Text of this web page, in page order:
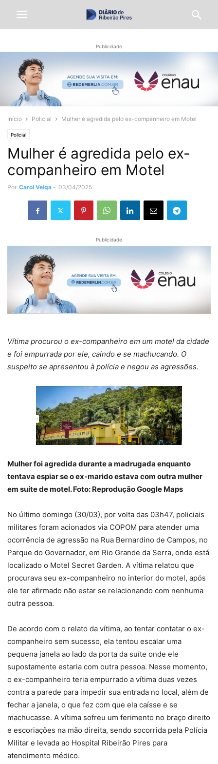
Publicidade
Início Policial Mulher é agredida pelo ex-companheiro em Motel
Policial
Mulher é agredida pelo ex-
companheiro em Motel
Por Carol Veiga - 03/04/2025
Publicidade
Vítima procurou o ex-companheiro em um motel da cidade
e foi empurrada por ele, caindo e se machucando. O
suspeito se apresentou à polícia e negou as agressões.
Mulher foi agredida durante a madrugada enquanto
tentava espiar se o ex-marido estava com outra mulher
em suíte de motel. Foto: Reprodução Google Maps
No último domingo (30/03), por volta das 03h47, policiais
militares foram acionados via COPOM para atender uma
ocorrência de agressão na Rua Bernardino de Campos, no
Parque do Governador, em Rio Grande da Serra, onde está
localizado o Motel Secret Garden. A vítima relatou que
procurava seu ex-companheiro no interior do motel, após
ele ter afirmado não estar se relacionando com nenhuma
outra pessoa.
De acordo com o relato da vítima, ao tentar contatar o ex-
companheiro sem sucesso, ela tentou escalar uma
pequena janela ao lado da porta da suíte onde ele
supostamente estaria com outra pessoa. Nesse momento,
o ex-companheiro teria empurrado a vítima duas vezes
contra a parede para impedir sua entrada no local, além de
fechar a janela, o que fez com que ela caísse e se
machucasse. A vítima sofreu um ferimento no braço direito
e escoriações na mão direita, sendo socorrida pela Polícia
Militar e levada ao Hospital Ribeirão Pires para
atendimento médico.